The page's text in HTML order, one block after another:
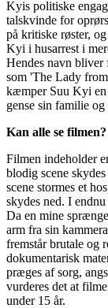
Kyis politiske
talskvinde for
på kritiske røster,
Kyi i husarrest i
Hendes navn
som 'The Lady
kæmper Suu Kyi en
gense sin familie
Kan alle se filmen?
Filmen indeholder
blodig scene
scene stormes et
skydes ned. I
Da en mine
arm fra sin
fremstår brutale og
dokumentarisk
præges af sorg,
vurderes det at
under 15 år.